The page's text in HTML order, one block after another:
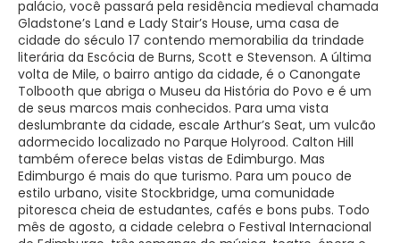
palácio, você passará pela residência medieval chamada
Gladstone’s Land e Lady Stair’s House, uma casa de
cidade do século 17 contendo memorabilia da trindade
literária da Escócia de Burns, Scott e Stevenson. A última
volta de Mile, o bairro antigo da cidade, é o Canongate
Tolbooth que abriga o Museu da História do Povo e é um
de seus marcos mais conhecidos. Para uma vista
deslumbrante da cidade, escale Arthur’s Seat, um vulcão
adormecido localizado no Parque Holyrood. Calton Hill
também oferece belas vistas de Edimburgo. Mas
Edimburgo é mais do que turismo. Para um pouco de
estilo urbano, visite Stockbridge, uma comunidade
pitoresca cheia de estudantes, cafés e bons pubs. Todo
mês de agosto, a cidade celebra o Festival Internacional